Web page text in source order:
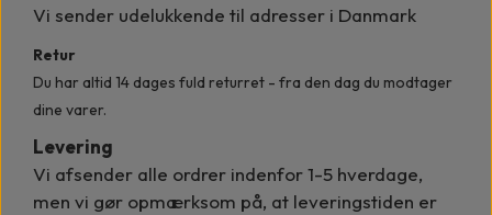
Vi sender udelukkende til adresser i Danmark
Retur
Du har altid 14 dages fuld returret - fra den dag du modtager
dine varer.
Levering
Vi afsender alle ordrer indenfor1-5 hverdage,
men vi gør opmærksom på, at leveringstiden er